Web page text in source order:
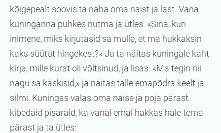
kõigepealt soovis ta näha oma naist ja last. Vana
kuninganna puhkes nutma ja ütles: «Sina, kuri
inimene, miks kirjutasid sa mulle, et ma hukkaksin
kaks süütut hingekest?» Ja ta näitas kuningale kaht
kirja, mille kurat oli võltsinud, ja lisas: «Ma tegin nii
nagu sa käskisid,» ja näitas talle emapõdra keelt ja
silmi. Kuningas valas oma naise ja poja pärast
kibedaid pisaraid, ka vanal emal hakkas hale tema
pärast ja ta ütles: